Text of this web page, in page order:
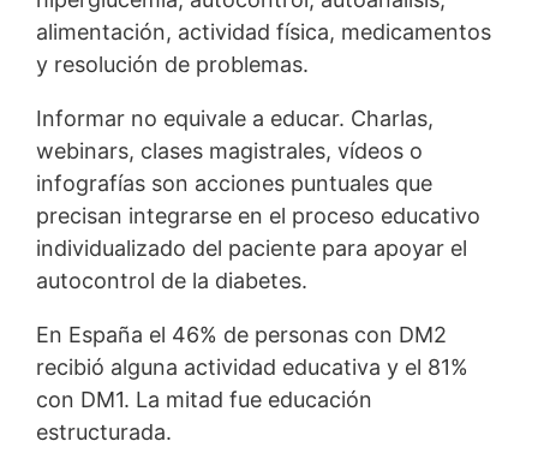
alimentación, actividad física, medicamentos
y resolución de problemas.
Informar no equivale a educar. Charlas,
webinars, clases magistrales, vídeos o
infografías son acciones puntuales que
precisan integrarse en el proceso educativo
individualizado del paciente para apoyar el
autocontrol de la diabetes.
En España el 46% de personas con DM2
recibió alguna actividad educativa y el 81%
con DM1. La mitad fue educación
estructurada.